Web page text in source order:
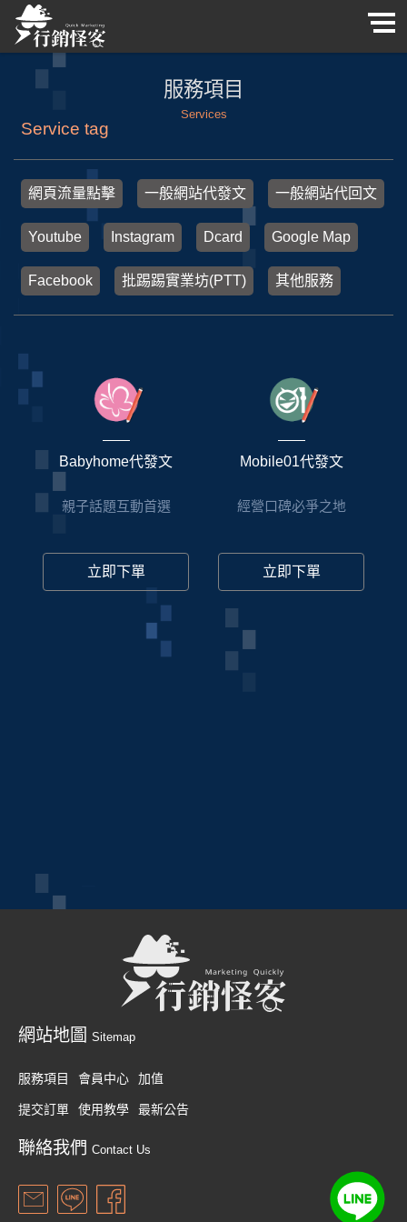
服務項目
Services
Service tag
網頁流量點擊 一般網站代發文 一般網站代回文
Youtube Instagram Dcard Google Map
Facebook 批踢踢實業坊(PTT) 其他服務
Babyhome代發文
親子話題互動首選
立即下單
Mobile01代發文
經營口碑必爭之地
立即下單
網站地圖 Sitemap
服務項目 會員中心 加值
提交訂單 使用教學 最新公告
聯絡我們 Contact Us